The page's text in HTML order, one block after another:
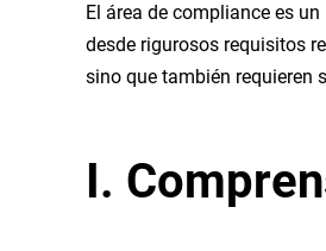
El área de compliance es
desde rigurosos requisitos
sino que también requieren
I.